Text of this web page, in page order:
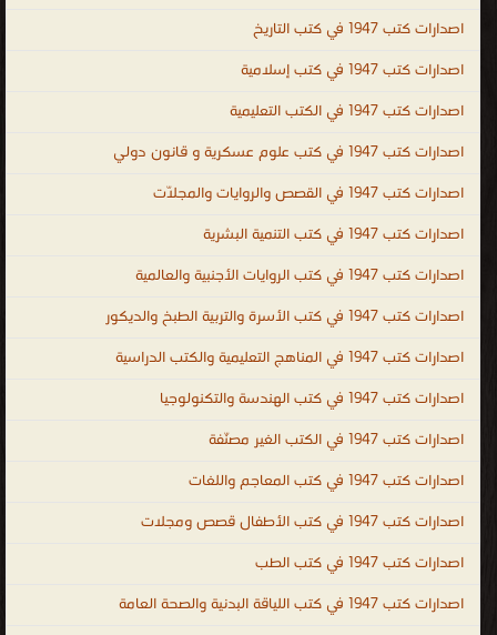
القصص الواقعية ، قصص حقيقية ، قصص عن الرجال ، قصص عن البنات ،
الروايات العربية ، الروايات العاليمة ، الروايات البوليسية ، روايات للكبار ،
روايات اجنبية ، روايات غربية ، قصص للاطفال ، قصص للكبار ، الروايات
اصدارات كتب 1947 في كتب التاريخ
اصدارات كتب 1947 في كتب إسلامية
اصدارات كتب 1947 في الكتب التعليمية
اصدارات كتب 1947 في كتب علوم عسكرية و قانون دولي
اصدارات كتب 1947 في القصص والروايات والمجلّات
اصدارات كتب 1947 في كتب التنمية البشرية
اصدارات كتب 1947 في كتب الروايات الأجنبية والعالمية
اصدارات كتب 1947 في كتب الأسرة والتربية الطبخ والديكور
اصدارات كتب 1947 في المناهج التعليمية والكتب الدراسية
اصدارات كتب 1947 في كتب الهندسة والتكنولوجيا
اصدارات كتب 1947 في الكتب الغير مصنّفة
اصدارات كتب 1947 في كتب المعاجم واللغات
اصدارات كتب 1947 في كتب الأطفال قصص ومجلات
اصدارات كتب 1947 في كتب الطب
اصدارات كتب 1947 في كتب اللياقة البدنية والصحة العامة